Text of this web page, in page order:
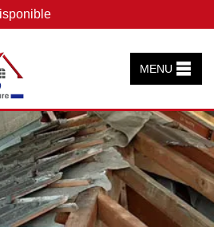
MENU